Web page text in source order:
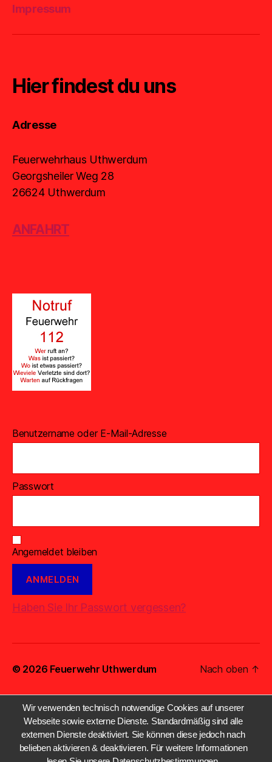
Impressum
Hier findest du uns
Adresse
Feuerwehrhaus Uthwerdum
Georgsheiler Weg 28
26624 Uthwerdum
ANFAHRT
Benutzername oder E-Mail-Adresse
Passwort
Angemeldet bleiben
Haben Sie Ihr Passwort vergessen?
© 2026 Feuerwehr Uthwerdum Nach oben ↑
Wir verwenden technisch notwendige Cookies auf unserer
Webseite sowie externe Dienste. Standardmäßig sind alle
externen Dienste deaktiviert. Sie können diese jedoch nach
belieben aktivieren & deaktivieren. Für weitere Informationen